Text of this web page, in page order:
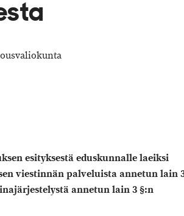
esityksestä eduskunnalle laeiksi
viestinnän palveluista annetun lain
annetun lain 3 §:n